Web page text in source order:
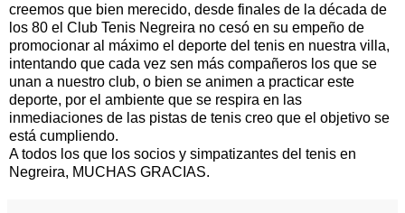
creemos que bien merecido, desde finales de la década de
los 80 el Club Tenis Negreira no cesó en su empeño de
promocionar al máximo el deporte del tenis en nuestra villa,
intentando que cada vez sen más compañeros los que se
unan a nuestro club, o bien se animen a practicar este
deporte, por el ambiente que se respira en las
inmediaciones de las pistas de tenis creo que el objetivo se
está cumpliendo.
A todos los que los socios y simpatizantes del tenis en
Negreira, MUCHAS GRACIAS.